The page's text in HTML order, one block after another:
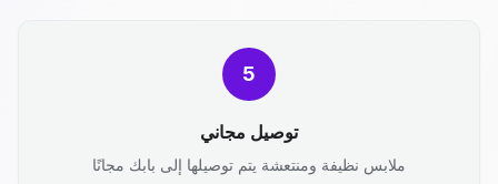
5
توصيل مجاني
ملابس نظيفة ومنتعشة يتم توصيلها إلى بابك مجانًا